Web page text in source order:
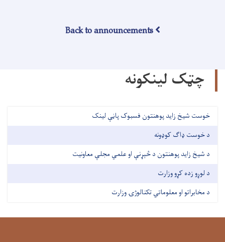
Back to announcements
چټک لینکونه
خوست شیخ زاید پوهنتون فسبوک پاڼې لینک
د خوست ډاګ کوډونه
د شیخ زاید پوهنتون د څېړنې او علمي مجلې معاونیت
د لوړو زده کړو وزارت
د مخابراتو او معلوماتي تکنالوژۍ وزارت